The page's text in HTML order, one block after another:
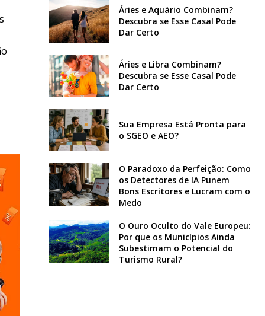
Áries e Aquário Combinam?
Descubra se Esse Casal Pode
Dar Certo
Áries e Libra Combinam?
Descubra se Esse Casal Pode
Dar Certo
Sua Empresa Está Pronta para
o SGEO e AEO?
O Paradoxo da Perfeição: Como
os Detectores de IA Punem
Bons Escritores e Lucram com o
Medo
O Ouro Oculto do Vale Europeu:
Por que os Municípios Ainda
Subestimam o Potencial do
Turismo Rural?